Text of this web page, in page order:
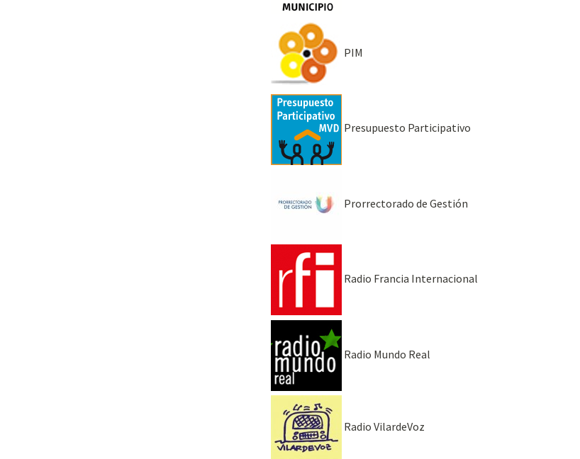
PIM
Presupuesto Participativo
Prorrectorado de Gestión
Radio Francia Internacional
Radio Mundo Real
Radio VilardeVoz